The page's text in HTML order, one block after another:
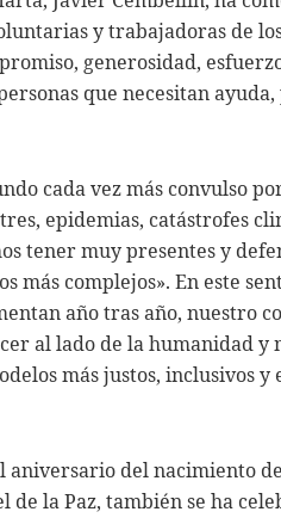
y trabajadoras de
generosidad,
que necesitan
cada vez más convulso
epidemias, catástrofes
tener muy presentes y
más complejos». En este
año tras año, nuestro
al lado de la humanidad
más justos, inclusivos y
aniversario del nacimiento
la Paz, también se ha